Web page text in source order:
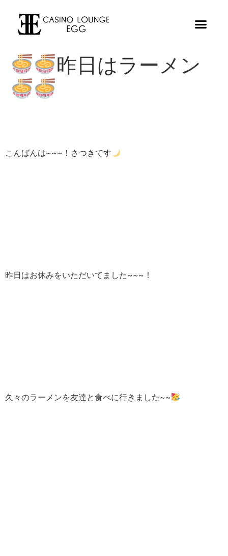
昨日はラーメン
こんばんは~~~！さつきです
昨日はお休みをいただいてました~~~！
久々のラーメンを友達と食べに行きました~~